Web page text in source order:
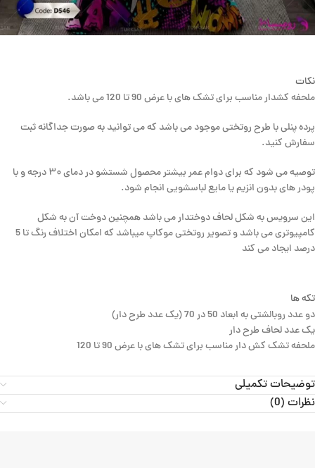
نکات
ملحفه کشدار مناسب برای تشک های با عرض 90 تا 120 می باشد.
پرده پنلی با طرح روتختی موجود می باشد که می توانید به صورت جداگانه ثبت
سفارش کنید.
توصیه می شود که برای دوام عمر بیشتر محصول شستشو در دمای ۳۰ درجه و با
پودر های بدون انزیم یا مایع لباسشویی انجام شود.
این سرویس به شکل لحاف دوختدار می باشد همچنین دوخت آن به شکل
کامپیوتری می باشد و
تصویر روتختی موکاپ میباشد که امکان اختلاف رنگ تا 5
درصد ایجاد می کند
تکه ها
دو عدد روبالشتی به ابعاد 50 در 70 (یک عدد طرح دار)
یک عدد لحاف طرح دار
ملحفه تشک کش دار مناسب برای تشک های با عرض 90 تا 120
توضیحات تکمیلی
نظرات (0)